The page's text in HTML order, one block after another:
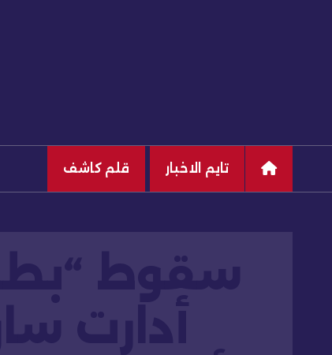
تايم الاخبار قلم كاشف
أدارت